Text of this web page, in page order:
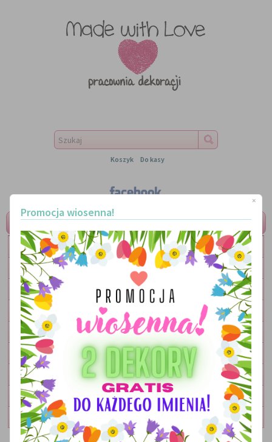
Koszyk Do kasy
MENU
LITERKI
TABLICZKI
OBRAZKI
LAMPKI
DEKORACJE
DODATKI
ZESTAWY
OKOLICZNOŚCIOWE
WYPRZEDAŻ
×
Promocja wiosenna!